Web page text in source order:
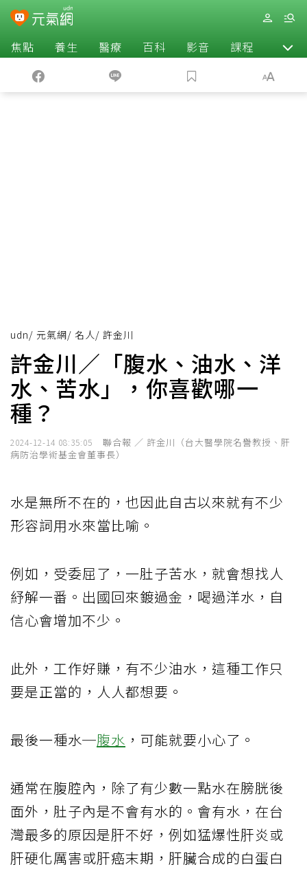
焦點 養生 醫療 百科 影音 課程 退休
udn/ 元氣網/ 名人/ 許金川
許金川／「腹水、油水、洋
水、苦水」，你喜歡哪一
種？
2024-12-14 08:35:05
聯合報 ／ 許金川（台大醫學院名譽教授、肝
病防治學術基金會董事長）
水是無所不在的，也因此自古以來就有不少
形容詞用水來當比喻。
例如，受委屈了，一肚子苦水，就會想找人
紓解一番。出國回來鍍過金，喝過洋水，自
信心會增加不少。
此外，工作好賺，有不少油水，這種工作只
要是正當的，人人都想要。
最後一種水─腹水 ，可能就要小心了。
通常在腹腔內，除了有少數一點水在膀胱後
面外，肚子內是不會有水的。會有水，在台
灣最多的原因是肝不好，例如猛爆性肝炎或
肝硬化厲害或肝癌末期，肝臟合成的白蛋白